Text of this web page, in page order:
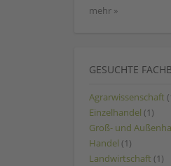
mehr »
GESUCHTE
Agrarwissenschaft
Einzelhandel (1)
Groß- und
Handel (1)
Landwirtschaft (1)